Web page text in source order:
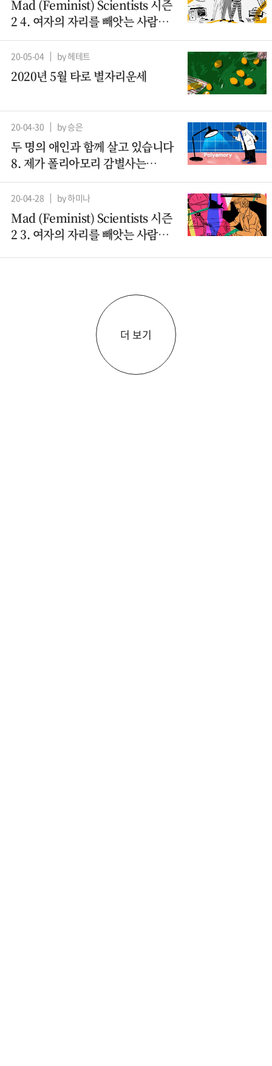
Mad (Feminist) Scientists 시즌
2 4. 여자의 자리를 빼앗는 사람들
– 컴퓨터과학 (2)
20-05-04 by 헤테트
2020년 5월 타로 별자리운세
20-04-30 by 승은
두 명의 애인과 함께 살고 있습니다
8. 제가 폴리아모리 감별사는
아니지만요
20-04-28 by 하미나
Mad (Feminist) Scientists 시즌
2 3. 여자의 자리를 빼앗는 사람들 -
더 보기